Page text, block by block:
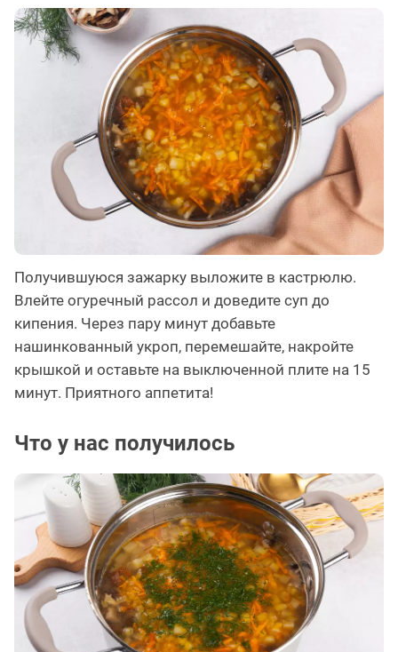
Получившуюся зажарку выложите в кастрюлю.
Влейте огуречный рассол и доведите суп до
кипения. Через пару минут добавьте
нашинкованный укроп, перемешайте, накройте
крышкой и оставьте на выключенной плите на 15
минут. Приятного аппетита!
Что у нас получилось